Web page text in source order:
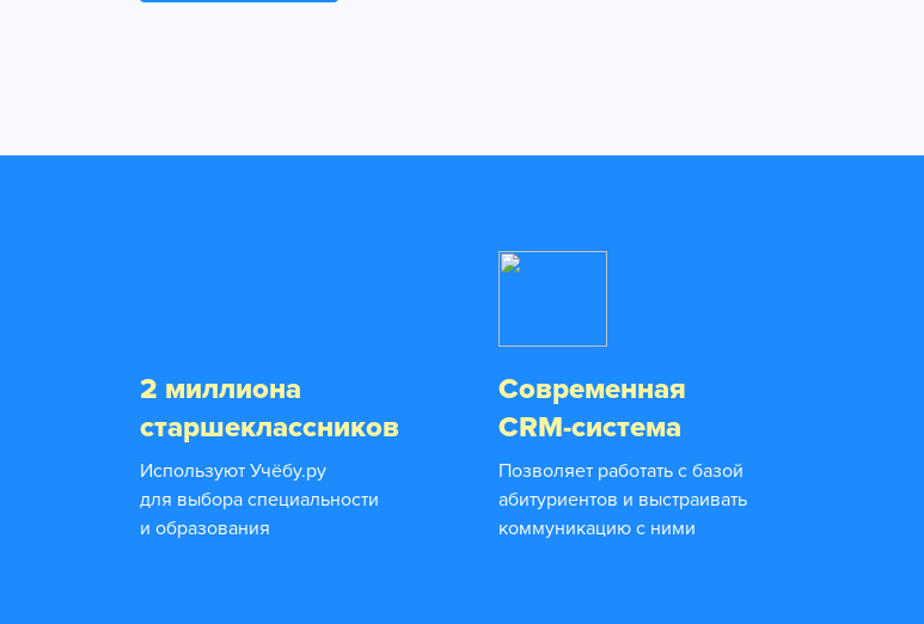
2 миллиона
старшеклассников
Используют Учёбу.ру
для выбора специальности
и образования
Современная
CRM-система
Позволяет работать с базой
абитуриентов и выстраивать
коммуникацию с ними